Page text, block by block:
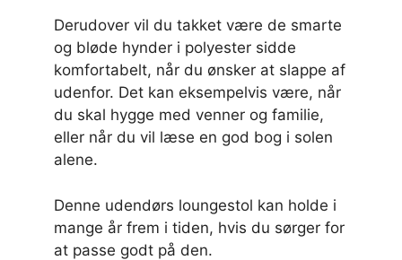
Derudover vil du takket være de smarte
og bløde hynder i polyester sidde
komfortabelt, når du ønsker at slappe af
udenfor. Det kan eksempelvis være, når
du skal hygge med venner og familie,
eller når du vil læse en god bog i solen
alene.
Denne udendørs loungestol kan holde i
mange år frem i tiden, hvis du sørger for
at passe godt på den.